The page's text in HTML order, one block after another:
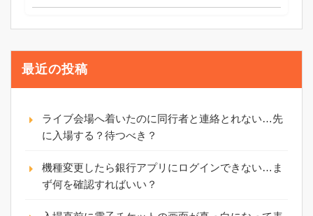
最近の投稿
ライブ会場へ着いたのに同行者と連絡とれない…先
に入場する？待つべき？
機種変更したら銀行アプリにログインできない…ま
ず何を確認すればいい？